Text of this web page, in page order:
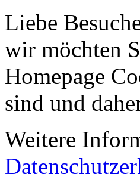
Liebe
wir möchten
Homepage
sind und
Weitere